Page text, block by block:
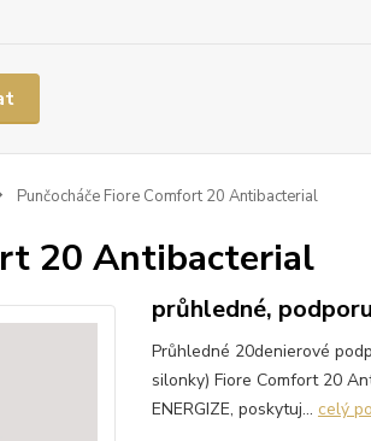
Punčocháče Fiore Comfort 20 Antibacterial
20 Antibacterial
průhledné,
Průhledné 20denierové
silonky) Fiore Comfort 20
ENERGIZE, poskytuj... celý